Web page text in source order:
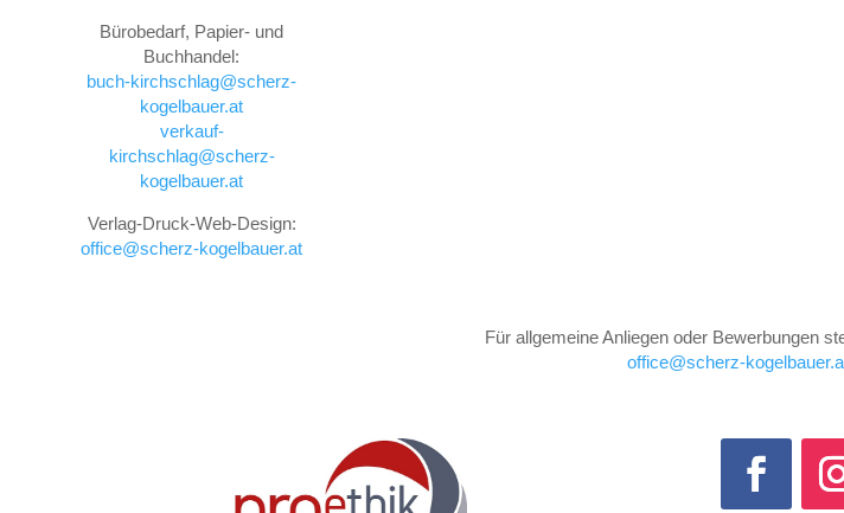
Bürobedarf, Papier- und
Buchhandel:
buch-kirchschlag@scherz-
kogelbauer.at
verkauf-
kirchschlag@scherz-
kogelbauer.at
Verlag-Druck-Web-Design:
office@scherz-kogelbauer.at
Für allgemeine Anliegen oder Bewerbungen
office@scherz-